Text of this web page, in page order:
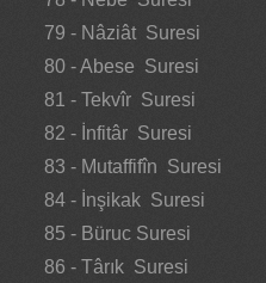
79 - Nâziât Suresi
80 - Abese Suresi
81 - Tekvîr Suresi
82 - İnfitâr Suresi
83 - Mutaffifîn Suresi
84 - İnşikak Suresi
85 - Büruc Suresi
86 - Târık Suresi